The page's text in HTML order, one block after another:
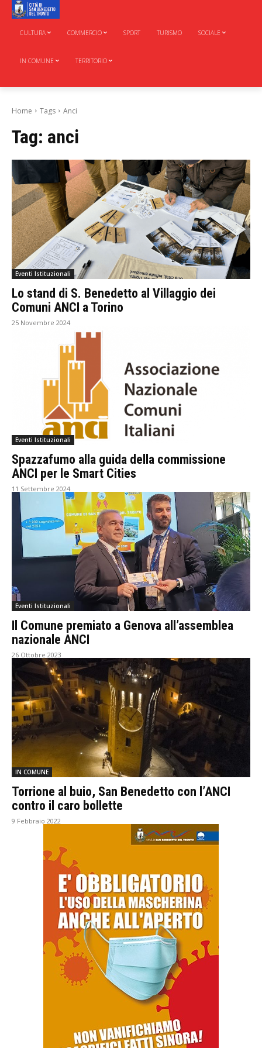
CULTURA COMMERCIO SPORT TURISMO SOCIALE
IN COMUNE TERRITORIO
Home Tags Anci
Tag: anci
Eventi Istituzionali
Lo stand di S. Benedetto al Villaggio dei
Comuni ANCI a Torino
25 Novembre 2024
Eventi Istituzionali
Spazzafumo alla guida della commissione
ANCI per le Smart Cities
11 Settembre 2024
Eventi Istituzionali
Il Comune premiato a Genova all’assemblea
nazionale ANCI
26 Ottobre 2023
IN COMUNE
Torrione al buio, San Benedetto con l’ANCI
contro il caro bollette
9 Febbraio 2022